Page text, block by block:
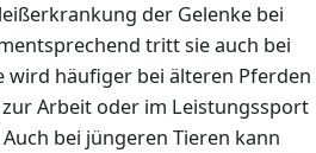
der Gelenke bei
tritt sie auch bei
wird häufiger bei älteren Pferden
Arbeit oder im Leistungssport
bei jüngeren Tieren kann